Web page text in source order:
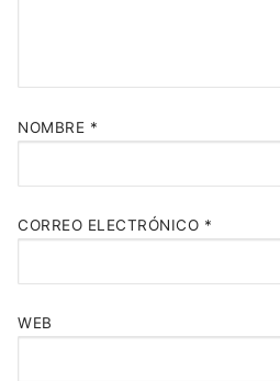
NOMBRE *
CORREO ELECTRÓNICO *
WEB